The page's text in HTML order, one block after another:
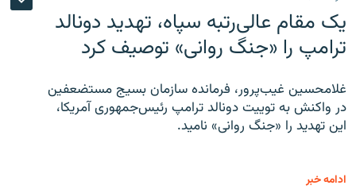
یک مقام عالی‌رتبه سپاه، تهدید دونالد
ترامپ را «جنگ روانی» توصیف کرد
غلامحسین غیب‌پرور، فرمانده سازمان بسیج مستضعفین
در واکنش به توییت دونالد ترامپ رئیس‌جمهوری آمریکا،
این تهدید را «جنگ روانی» نامید.
ادامه خبر